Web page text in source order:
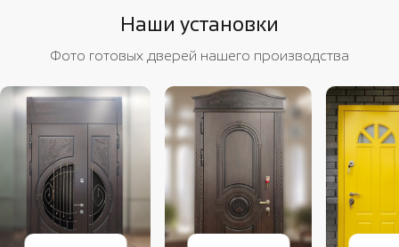
Наши установки
Фото готовых дверей нашего производства